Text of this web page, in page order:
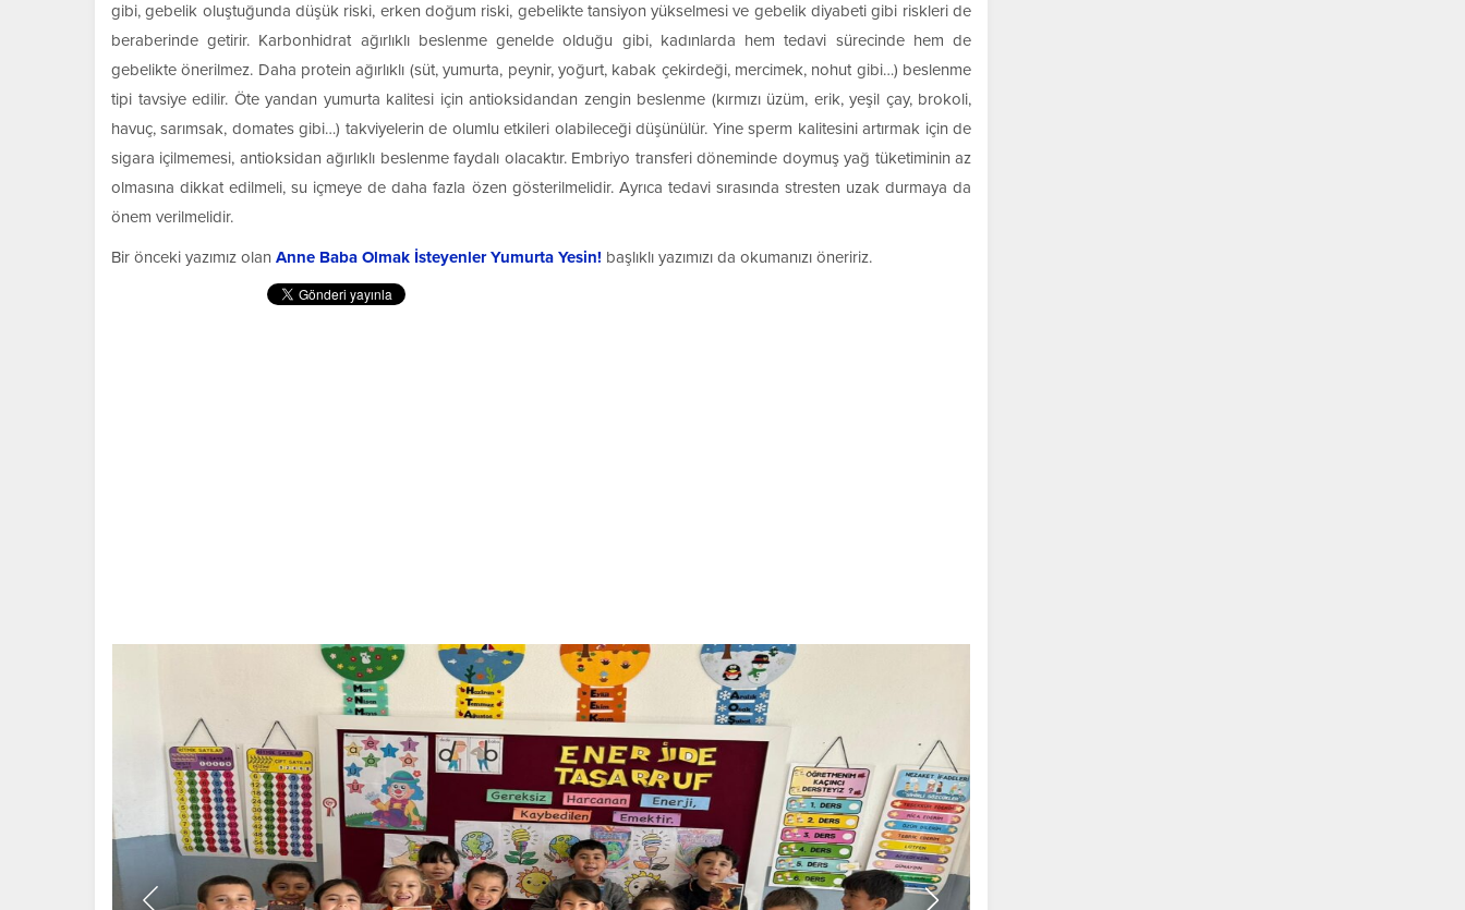
gibi, gebelik oluştuğunda düşük riski, erken doğum riski, gebelikte tansiyon yükselmesi ve gebelik diyabeti gibi riskleri de
beraberinde getirir. Karbonhidrat ağırlıklı beslenme genelde olduğu gibi, kadınlarda hem tedavi sürecinde hem de
gebelikte önerilmez. Daha protein ağırlıklı (süt, yumurta, peynir, yoğurt, kabak çekirdeği, mercimek, nohut gibi…) beslenme
tipi tavsiye edilir. Öte yandan yumurta kalitesi için antioksidandan zengin beslenme (kırmızı üzüm, erik, yeşil çay, brokoli,
havuç, sarımsak, domates gibi…) takviyelerin de olumlu etkileri olabileceği düşünülür. Yine sperm kalitesini artırmak için de
sigara içilmemesi, antioksidan ağırlıklı beslenme faydalı olacaktır. Embriyo transferi döneminde doymuş yağ tüketiminin az
olmasına dikkat edilmeli, su içmeye de daha fazla özen gösterilmelidir. Ayrıca tedavi sırasında stresten uzak durmaya da
önem verilmelidir.
Bir önceki yazımız olan Anne Baba Olmak İsteyenler Yumurta Yesin! başlıklı yazımızı da okumanızı öneririz.